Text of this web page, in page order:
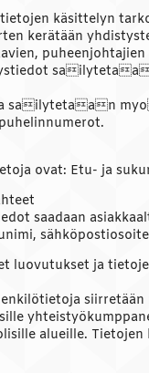
käsittelyn
kerätään
sailytetaan
ovat: Etu- ja
saadaan
luovutukset ja
alueille. Tietojen